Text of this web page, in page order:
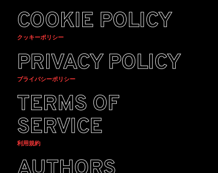
COOKIE POLICY
クッキーポリシー
PRIVACY POLICY
プライバシーポリシー
TERMS OF
SERVICE
利用規約